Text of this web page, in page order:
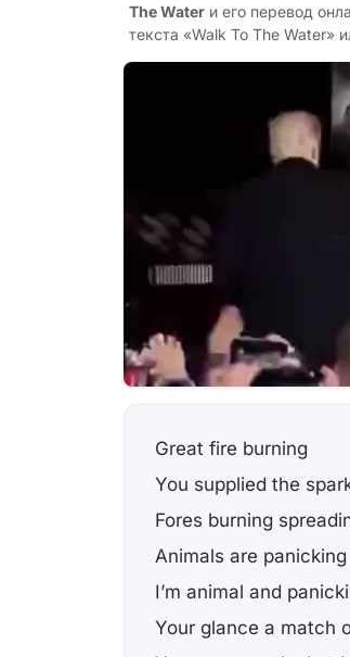
The Water и его перевод
текста «Walk To The Water»
Great fire burning
You supplied the
Fores burning
Animals are panicking
I’m animal and
Your glance a match